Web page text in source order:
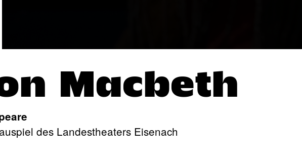
Macbeth
des Landestheaters Eisenach